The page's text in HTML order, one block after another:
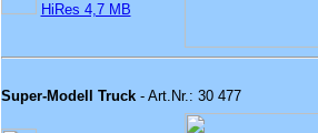
HiRes 4,7 MB
Super-Modell Truck - Art.Nr.: 30 477